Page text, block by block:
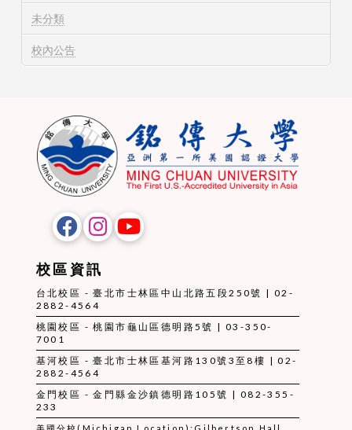
未分類
校內公告
校區資訊
台北校區 - 臺北市士林區中山北路五段250號 | 02-
2882-4564
桃園校區 - 桃園市龜山區德明路5號 | 03-350-
7001
基河校區 - 臺北市士林區基河路130號3至8樓 | 02-
2882-4564
金門校區 - 金門縣金沙鎮德明路105號 | 082-355-
233